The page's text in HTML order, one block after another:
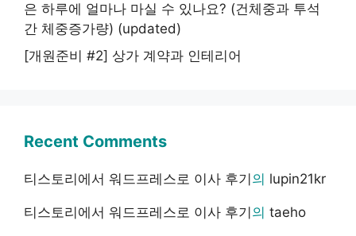
은 하루에 얼마나 마실 수 있나요? (건체중과 투석
간 체중증가량) (updated)
[개원준비 #2] 상가 계약과 인테리어
Recent Comments
티스토리에서 워드프레스로 이사 후기의 lupin21kr
티스토리에서 워드프레스로 이사 후기의 taeho